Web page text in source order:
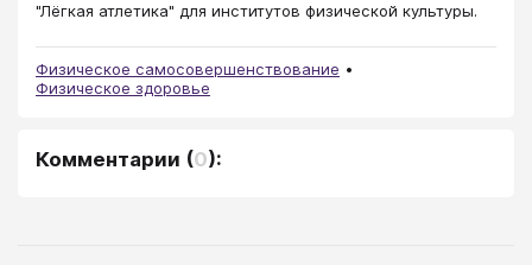
"Лёгкая атлетика" для институтов физической культуры.
Физическое самосовершенствование
Физическое здоровье
Комментарии (0):